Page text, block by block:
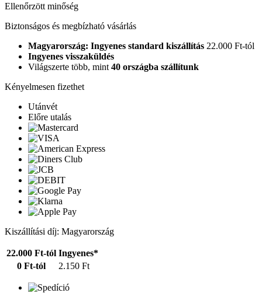
Ellenőrzött minőség
Biztonságos és megbízható vásárlás
Magyarország: Ingyenes standard kiszállítás 22.000 Ft-tól
Ingyenes visszaküldés
Világszerte több, mint 40 országba szállítunk
Kényelmesen fizethet
Utánvét
Előre utalás
Kiszállítási díj: Magyarország
22.000 Ft-tól Ingyenes*
0 Ft-tól
2.150 Ft